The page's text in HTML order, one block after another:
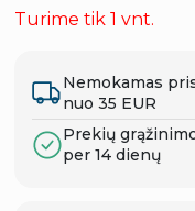
Turime tik 1 vnt.
Nemokamas
nuo 35 EUR
Prekių
per 14 dienų